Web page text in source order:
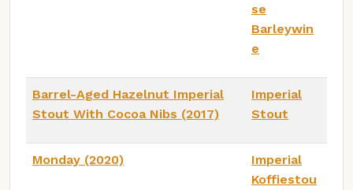
se
Barleywin
e
Barrel-Aged Hazelnut Imperial
Stout With Cocoa Nibs (2017)
Imperial
Stout
Monday (2020)
Imperial
Koffiestou